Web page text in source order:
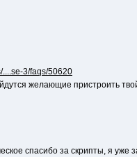
....se-3/faqs/50620
желающие пристроить
спасибо за скрипты, я уже